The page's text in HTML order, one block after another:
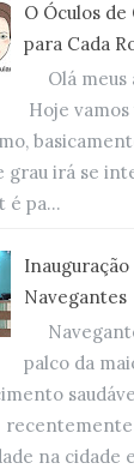
O Óculos
para Cada
Olá meus
Hoje
grau irá se
é pa...
Navegantes
palco da
recentemente
na cidade